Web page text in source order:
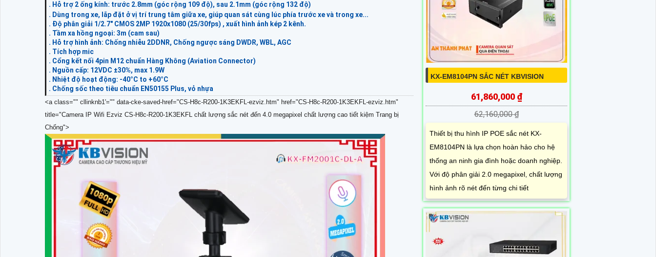
. Hỗ trợ 2 ống kính: trước 2.8mm (góc rộng 109 độ), sau 2.1mm (góc rộng 132 độ)
. Dùng trong xe, lắp đặt ở vị trí trung tâm giữa xe, giúp quan sát cùng lúc phía trước xe và trong xe...
. Độ phân giải 1/2.7" CMOS 2MP 1920x1080 (25/30fps) , xuất hình ảnh kép 2 kênh.
. Tầm xa hồng ngoại: 3m (cam sau)
. Hỗ trợ hình ảnh: Chống nhiễu 2DDNR, Chống ngược sáng DWDR, WBL, AGC
. Tích hợp mic
. Cổng kết nối 4pin M12 chuẩn Hàng Không (Aviation Connector)
. Nguồn cấp: 12VDC ±30%, max 1.9W
. Nhiệt độ hoạt động: -40°C to +60°C
. Chống sốc theo tiêu chuẩn EN50155 Plus, vỏ nhựa
<a class="" cllinknb1'="" data-cke-saved-href="CS-H8c-R200-1K3EKFL-ezviz.htm" href="CS-H8c-R200-1K3EKFL-ezviz.htm"
title="Camera IP Wifi Ezviz CS-H8c-R200-1K3EKFL chất lượng sắc nét đến 4.0 megapixel chất lượng cao tiết kiệm Trang bị
Chống">
KX-EM8104PN SẮC NÉT KBVISION
61,860,000 ₫
62,160,000 ₫
Thiết bị thu hình IP POE sắc nét KX-
EM8104PN là lựa chọn hoàn hảo cho hệ
thống an ninh gia đình hoặc doanh nghiệp.
Với độ phân giải 2.0 megapixel, chất lượng
hình ảnh rõ nét đến từng chi tiết